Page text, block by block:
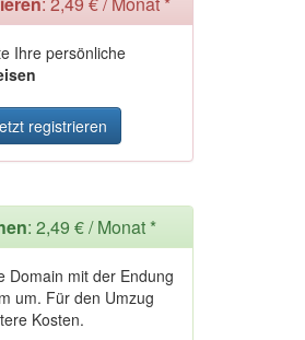
Ihre persönliche
registrieren
: 2,49 € / Monat *
Domain mit der Endung
um. Für den Umzug
Kosten.